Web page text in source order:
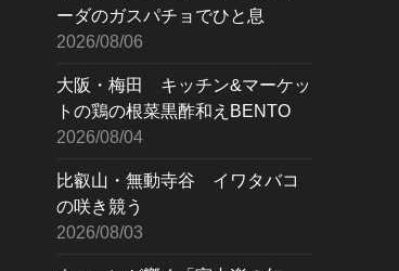
ーダのガスパチョでひと息
2026/08/06
大阪・梅田 キッチン&マーケッ
トの鶏の根菜黒酢和えBENTO
2026/08/04
比叡山・無動寺谷 イワタバコ
の咲き競う
2026/08/03